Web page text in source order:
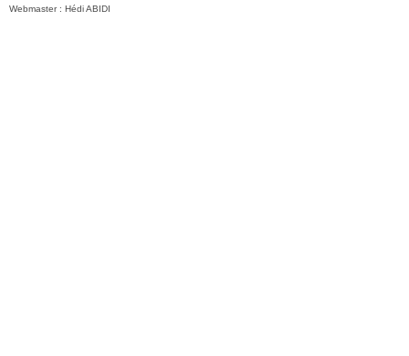
Webmaster : Hédi ABIDI